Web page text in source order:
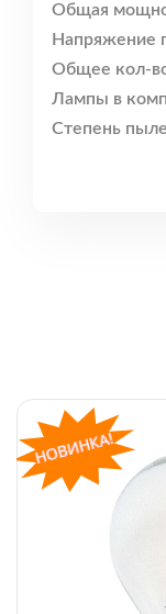
Общая
Напряжение
Общее кол-
Лампы в
Степень